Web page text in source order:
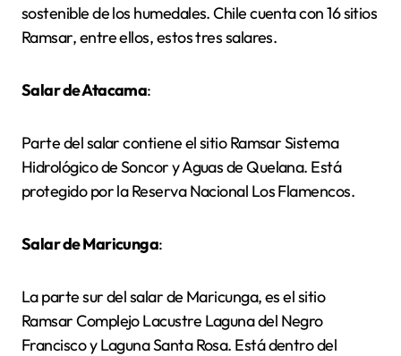
sostenible de los humedales. Chile cuenta con 16 sitios
Ramsar, entre ellos, estos tres salares.
Salar de Atacama:
Parte del salar contiene el sitio Ramsar Sistema
Hidrológico de Soncor y Aguas de Quelana. Está
protegido por la Reserva Nacional Los Flamencos.
Salar de Maricunga:
La parte sur del salar de Maricunga, es el sitio
Ramsar Complejo Lacustre Laguna del Negro
Francisco y Laguna Santa Rosa. Está dentro del